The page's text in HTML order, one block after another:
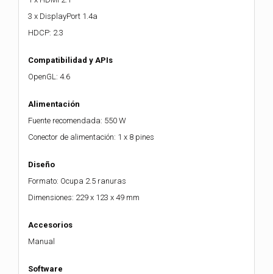
3 x DisplayPort 1.4a
HDCP: 2.3
Compatibilidad y APIs
OpenGL: 4.6
Alimentación
Fuente recomendada: 550 W
Conector de alimentación: 1 x 8 pines
Diseño
Formato: Ocupa 2.5 ranuras
Dimensiones: 229 x 123 x 49 mm
Accesorios
Manual
Software